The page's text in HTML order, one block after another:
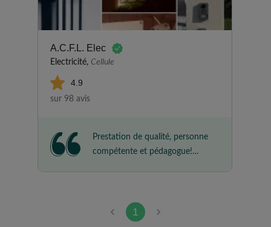
A.C.F.L. Elec
Electricité, Cellule
4.9
sur 98 avis
Prestation de qualité, personne
compétente et pédagogue!
1